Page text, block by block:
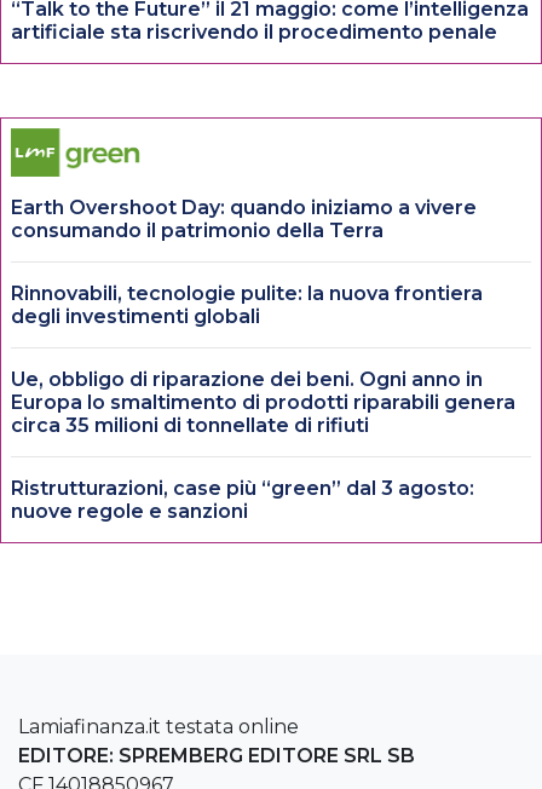
“Talk to the Future” il 21 maggio: come l’intelligenza
artificiale sta riscrivendo il procedimento penale
Earth Overshoot Day: quando iniziamo a vivere
consumando il patrimonio della Terra
Rinnovabili, tecnologie pulite: la nuova frontiera
degli investimenti globali
Ue, obbligo di riparazione dei beni. Ogni anno in
Europa lo smaltimento di prodotti riparabili genera
circa 35 milioni di tonnellate di rifiuti
Ristrutturazioni, case più “green” dal 3 agosto:
nuove regole e sanzioni
Lamiafinanza.it testata online
EDITORE: SPREMBERG EDITORE SRL SB